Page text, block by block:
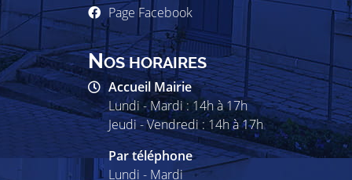
Page Facebook
NOS HORAIRES
Accueil Mairie
Lundi - Mardi : 14h à 17h
Jeudi - Vendredi : 14h à 17h
Par téléphone
Lundi - Mardi